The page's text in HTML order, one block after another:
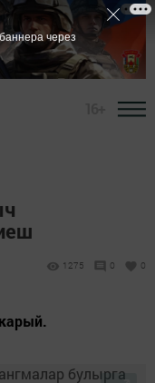
1275 0 0
через